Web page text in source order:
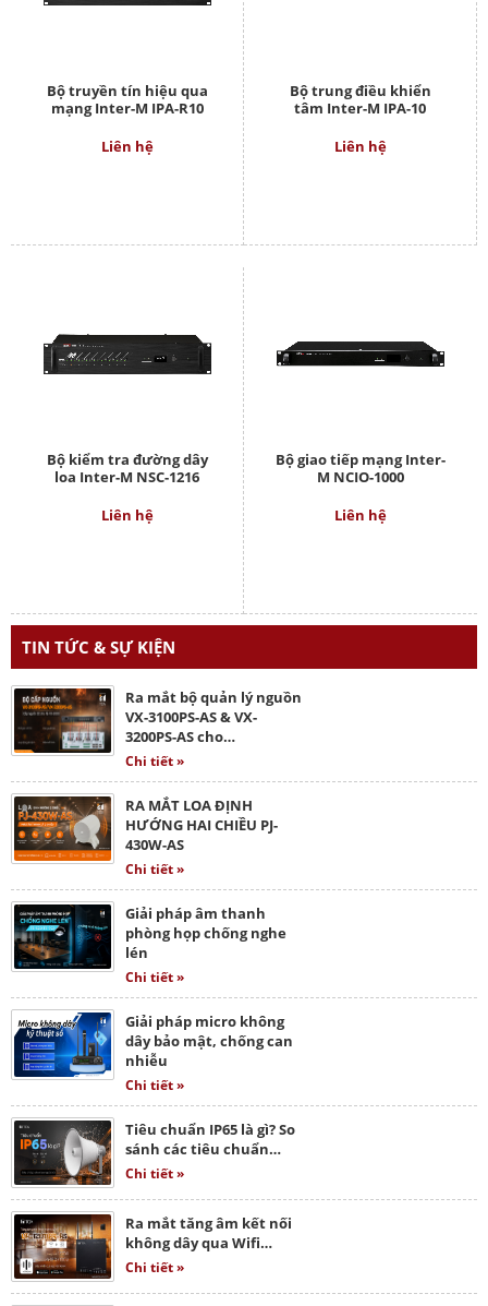
Bộ truyền tín hiệu qua
mạng Inter-M IPA-R10
Liên hệ
Bộ trung điều khiển
tâm Inter-M IPA-10
Liên hệ
Bộ kiểm tra đường dây
loa Inter-M NSC-1216
Liên hệ
Bộ giao tiếp mạng Inter-
M NCIO-1000
Liên hệ
TIN TỨC & SỰ KIỆN
Ra mắt bộ quản lý nguồn
VX-3100PS-AS & VX-
3200PS-AS cho…
Chi tiết »
RA MẮT LOA ĐỊNH
HƯỚNG HAI CHIỀU PJ-
430W-AS
Chi tiết »
Giải pháp âm thanh
phòng họp chống nghe
lén
Chi tiết »
Giải pháp micro không
dây bảo mật, chống can
nhiễu
Chi tiết »
Tiêu chuẩn IP65 là gì? So
sánh các tiêu chuẩn…
Chi tiết »
Ra mắt tăng âm kết nối
không dây qua Wifi…
Chi tiết »